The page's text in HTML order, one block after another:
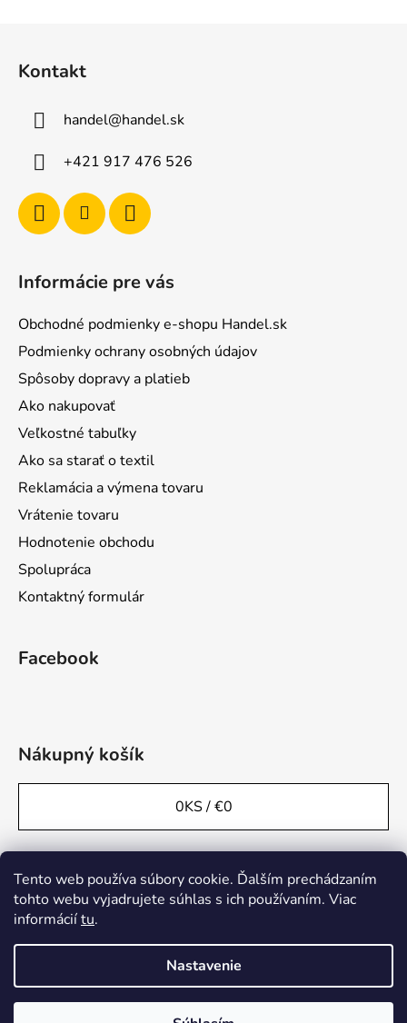
Tento web používa súbory cookie. Ďalším prechádzaním
tohto webu vyjadrujete súhlas s ich používaním. Viac
informáciítu.
Nastavenie
Kontakt
handel@handel.sk
+421 917 476 526
Informácie pre vás
Obchodné podmienky e-shopu Handel.sk
Podmienky ochrany osobných údajov
Spôsoby dopravy a platieb
Ako nakupovať
Veľkostné tabuľky
Ako sa starať o textil
Reklamácia a výmena tovaru
Vrátenie tovaru
Hodnotenie obchodu
Spolupráca
Kontaktný formulár
Facebook
Nákupný košík
0KS /€0